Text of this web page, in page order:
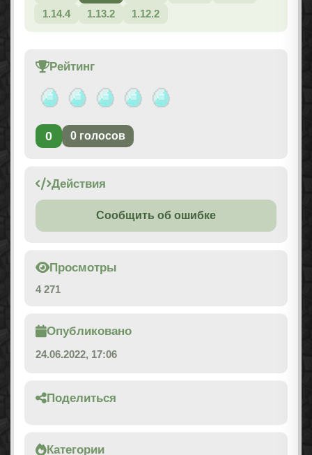
1.14.4
1.13.2 1.12.2
Рейтинг
0 0 голосов
Действия
Сообщить об ошибке
Просмотры
4 271
Опубликовано
24.06.2022, 17:06
Поделиться
Категории